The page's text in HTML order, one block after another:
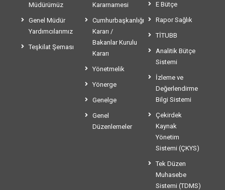
Müdürümüz
Genel Müdür
Yardımcılarımız
Teşkilat Şeması
Kararnamesi
Cumhurbaşkanlığı
Kararı /
Bakanlar Kurulu
Kararı
Yönetmelik
Yönerge
Genelge
Genel
Düzenlemeler
E Bütçe
Rapor Sağlık
TİTUBB
Analitik Bütçe
Sistemi
İzleme ve
Değerlendirme
Bilgi Sistemi
Çekirdek
Kaynak
Yönetim
Sistemi (ÇKYS)
Tek Düzen
Muhasebe
Sistemi (TDMS)